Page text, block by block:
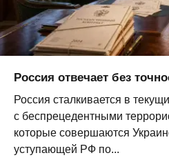
Россия отвечает без
Россия сталкивается в
с беспрецедентными
которые совершаются
уступающей РФ по...